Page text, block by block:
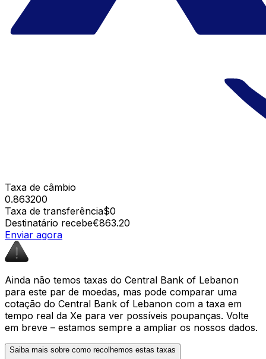
Taxa de câmbio
0.863200
Taxa de transferência$0
Destinatário recebe€863.20
Enviar agora
Ainda não temos taxas do Central Bank of Lebanon
para este par de moedas, mas pode comparar uma
cotação do Central Bank of Lebanon com a taxa em
tempo real da Xe para ver possíveis poupanças. Volte
em breve – estamos sempre a ampliar os nossos dados.
Saiba mais sobre como recolhemos estas taxas